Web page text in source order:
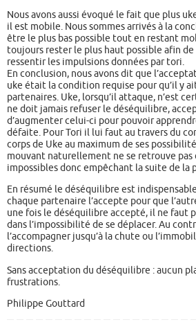
Nous avons aussi évoqué le fait que plus
il est mobile. Nous sommes arrivés à la
être le plus bas possible tout en restant
toujours rester le plus haut possible afin
ressentir les impulsions données par tori.
En conclusion, nous avons dit que
uke était la condition requise pour qu’il y
partenaires. Uke, lorsqu’il attaque, n’est
ne doit jamais refuser le déséquilibre,
d’augmenter celui-ci pour pouvoir
défaite. Pour Tori il lui faut au travers du
corps de Uke au maximum de ses
mouvant naturellement ne se retrouve pas
impossibles donc empêchant la suite de la
En résumé le déséquilibre est
chaque partenaire l’accepte pour que
une fois le déséquilibre accepté, il ne faut
dans l’impossibilité de se déplacer. Au
l’accompagner jusqu’à la chute ou
directions.
Sans acceptation du déséquilibre : aucun
frustrations.
Philippe Gouttard